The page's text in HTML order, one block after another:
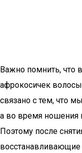
Важно помнить, что
афрокосичек
связано с тем, что
а во время ношения
Поэтому после
восстанавливающие